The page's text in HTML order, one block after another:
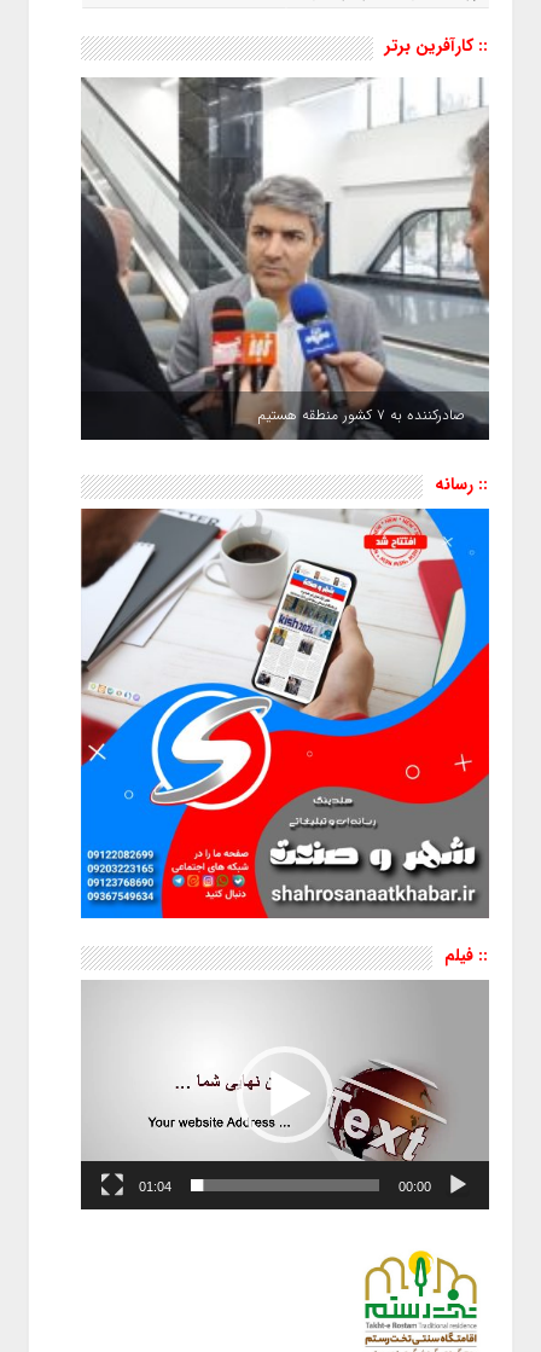
:: کارآفرین برتر
صادرکننده به ۷ کشور منطقه هستیم
:: رسانه
:: فیلم
نمایشگر
00:00
01:04